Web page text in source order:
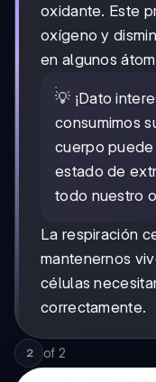
oxidante. Este
oxígeno y
en algunos
💡 ¡Dato
consumimos
cuerpo puede
estado de
todo nuestro
La respiración
mantenernos
células
correctamente.
2 of 2